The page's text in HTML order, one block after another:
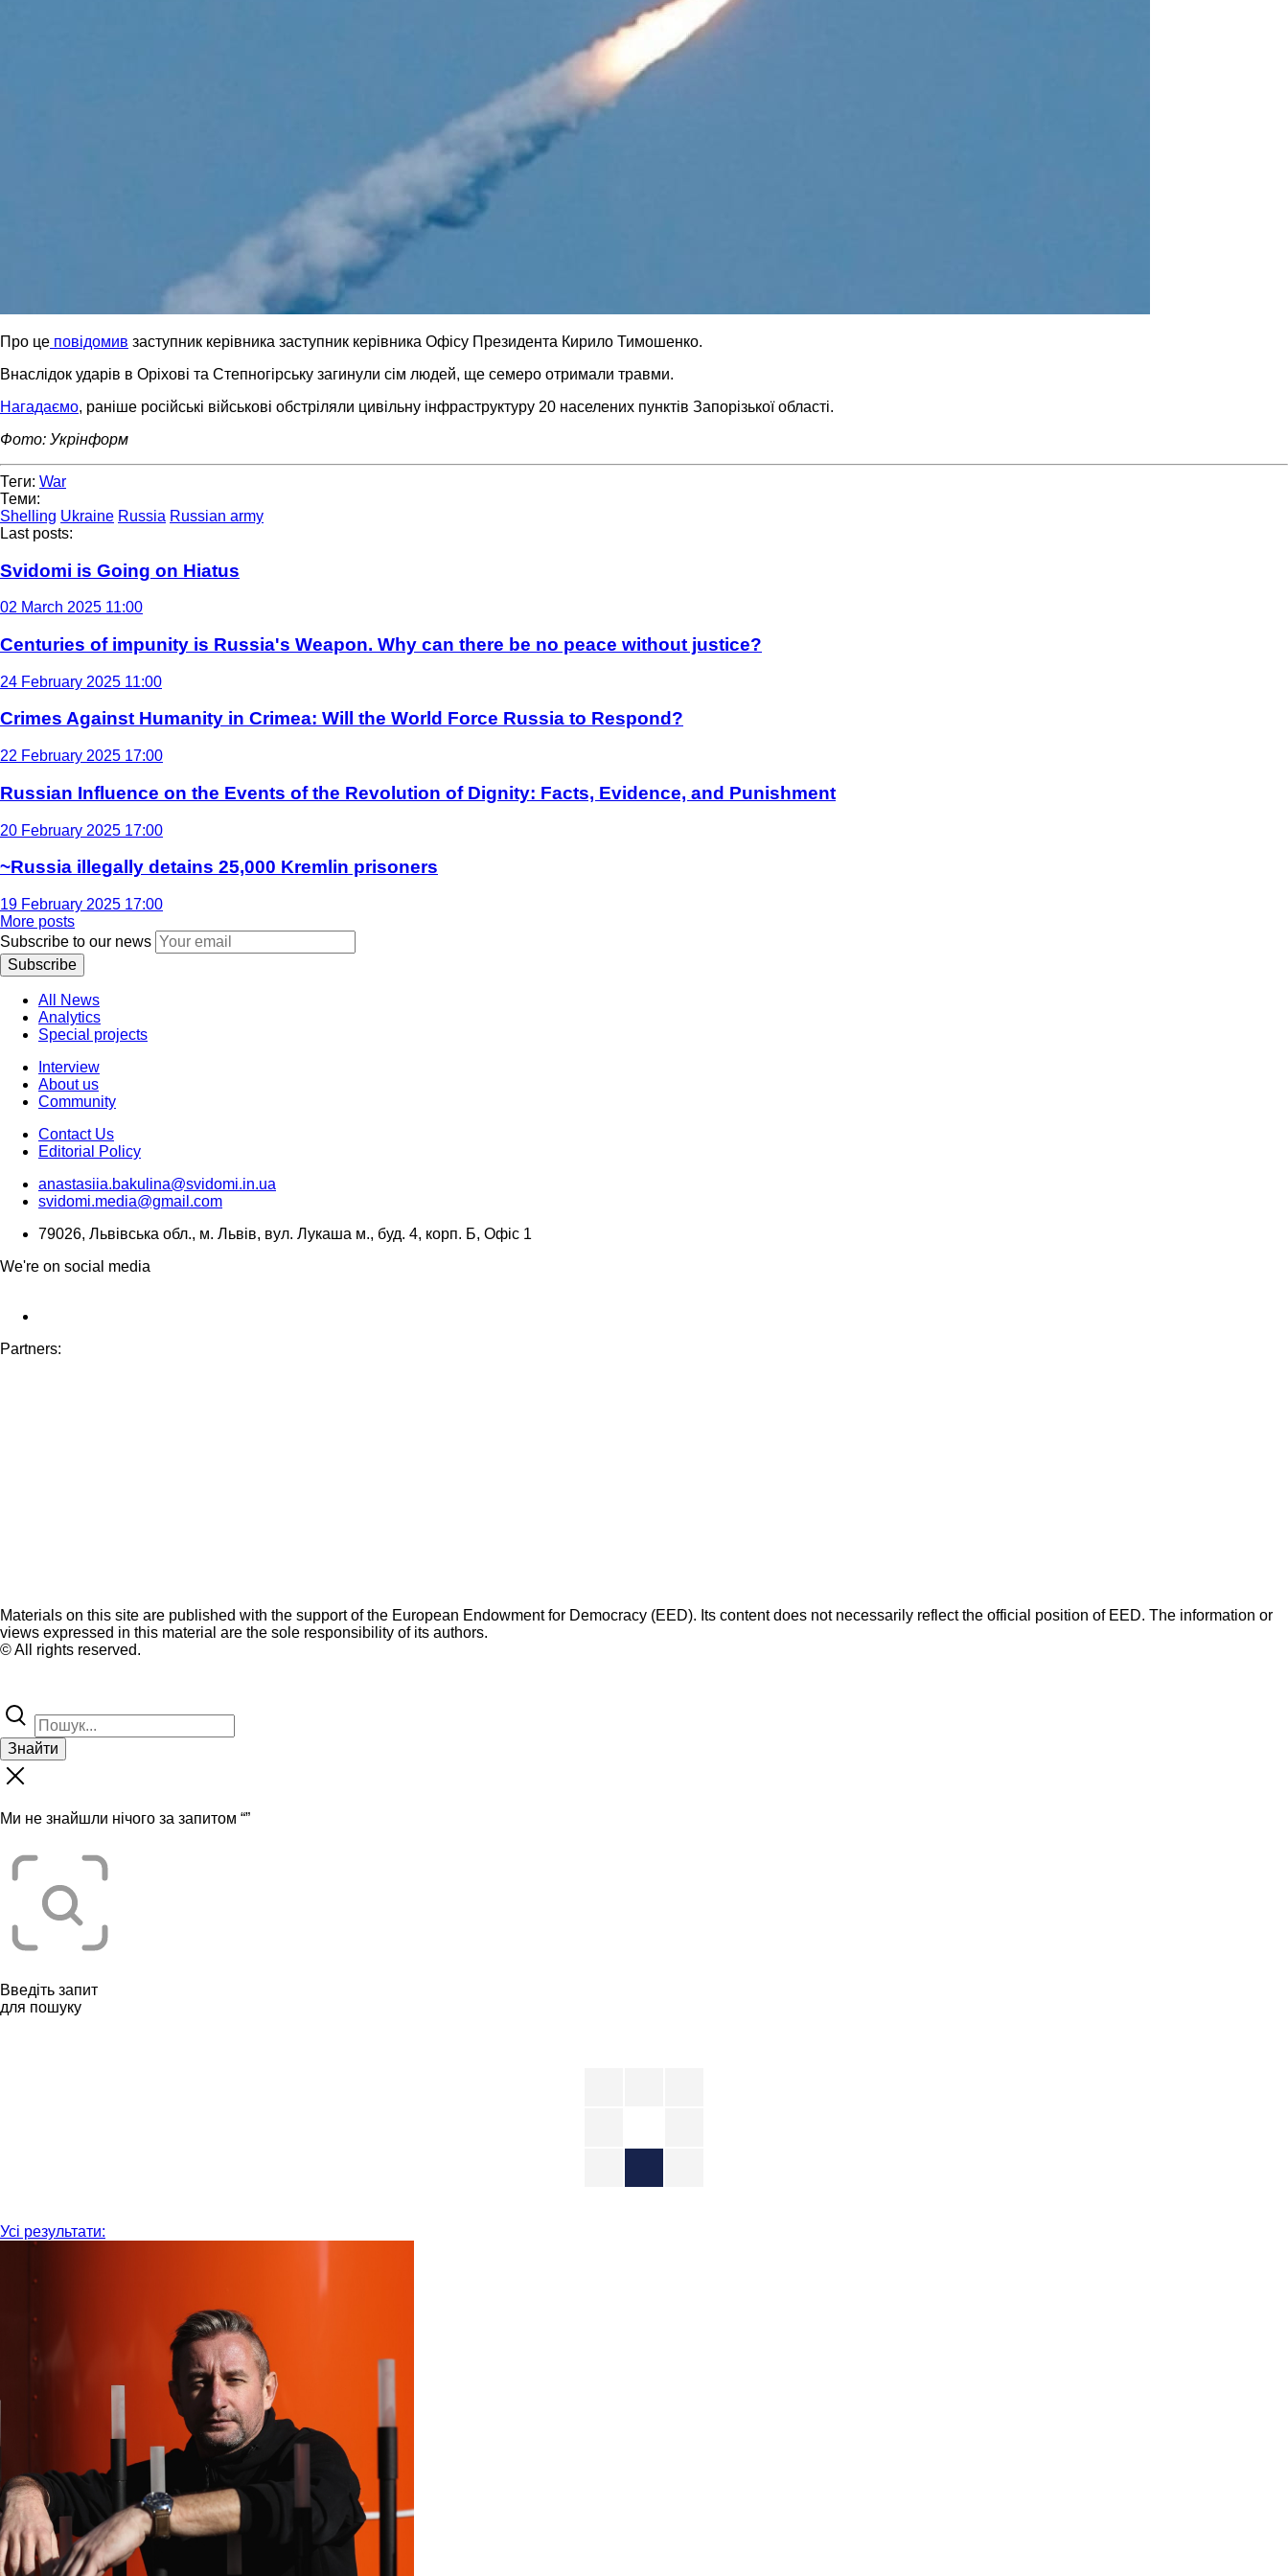
Про це повідомив заступник керівника заступник керівника Офісу Президента Кирило Тимошенко.
Внаслідок ударів в Оріхові та Степногірську загинули сім людей, ще семеро отримали травми.
Нагадаємо, раніше російські військові обстріляли цивільну інфраструктуру 20 населених пунктів Запорізької області.
Фото: Укрінформ
Теги: War
Теми:
Shelling Ukraine Russia Russian army
Last posts:
Svidomi is Going on Hiatus
02 March 2025 11:00
Centuries of impunity is Russia's Weapon. Why can there be no peace without justice?
24 February 2025 11:00
Crimes Against Humanity in Crimea: Will the World Force Russia to Respond?
22 February 2025 17:00
Russian Influence on the Events of the Revolution of Dignity: Facts, Evidence, and Punishment
20 February 2025 17:00
~Russia illegally detains 25,000 Kremlin prisoners
19 February 2025 17:00
More posts
Subscribe to our news
Subscribe
All News
Analytics
Special projects
Interview
About us
Community
Contact Us
Editorial Policy
anastasiia.bakulina@svidomi.in.ua
svidomi.media@gmail.com
79026, Львівська обл., м. Львів, вул. Лукаша м., буд. 4, корп. Б, Офіс 1
We're on social media
Partners:
Materials on this site are published with the support of the European Endowment for Democracy (EED). Its content does not necessarily reflect the official position of EED. The information or
views expressed in this material are the sole responsibility of its authors.
© All rights reserved.
Знайти
Ми не знайшли нічого за запитом “”
Введіть запит
для пошуку
Усі результати: